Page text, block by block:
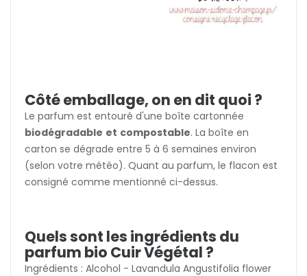
Côté emballage, on en dit quoi ?
Le parfum est entouré d'une boîte cartonnée
biodégradable et compostable. La boîte en
carton se dégrade entre 5 à 6 semaines environ
(selon votre météo). Quant au parfum, le flacon est
consigné comme mentionné ci-dessus.
Quels sont les ingrédients du
parfum bio Cuir Végétal ?
Ingrédients : Alcohol - Lavandula Angustifolia flower